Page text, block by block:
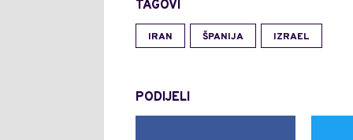
TAGOVI
IRAN ŠPANIJA IZRAEL
PODIJELI